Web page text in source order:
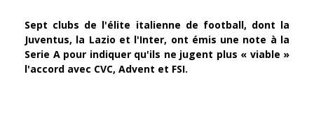
Sept clubs de l'élite italienne de football, dont la
Juventus, la Lazio et l'Inter, ont émis une note à la
Serie A pour indiquer qu'ils ne jugent plus « viable »
l'accord avec CVC, Advent et FSI.